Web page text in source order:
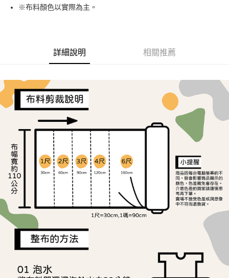
AFTEE先享後付
１．簡單：不需註冊會員、不需綁卡、不需儲值。
３．安心：先確認商品／服務後，再付款。
【「AFTEE先享後付」結帳流程】
１．於結帳方式選擇「AFTEE先享後付」後，將跳轉至「AFTEE先享後付」
結帳頁面，進行簡訊認證並確認金額後，即可完成結帳。
２．訂單成立數日內，您將收到繳費通知簡訊。
３．收到繳費通知簡訊後14天內，點擊此簡訊中的連結，可透過四大超商／
ATM／網路銀行／等多元方式進行付款，方視為交易完成。
※ 請注意：結帳手續完成當下不需立刻繳費，但若您需要取消訂單，請聯絡
購買商品的店家。未經商家同意取消之訂單仍視為有效，需透過AFTEE先享
後付繳納相關費用。
※ 交易是否成功請以「AFTEE先享後付 」之結帳頁面顯示為準，若有關於
是否繳費成功／繳費後需取消欲退款等相關疑問，請聯繫「AFTEE先享後付
客戶支援中心」 https://netprotections.freshdesk.com/support/home
【注意事項】
１．透過由恩沛科技股份有限公司提供之「AFTEE先享後付」服務完成之交
易，需依本服務之必要範圍內提供個人資料，並將交易相關給付款項請求債
權轉讓予恩沛科技股份有限公司。
https://aftee.tw/terms/#terms3
３．未成年的使用者請事先徵得法定代理人或監護人之同意方可使用
全家取貨付款
每筆NT$65，滿NT$1,500(含以上)免運費
每筆NT$65，滿NT$1,500(含以上)免運費
宅配
每筆NT$150，滿NT$1,500(含以上)免運費
離島宅配
每筆NT$240
※布料顏色以實際為主。
詳細說明 相關推薦